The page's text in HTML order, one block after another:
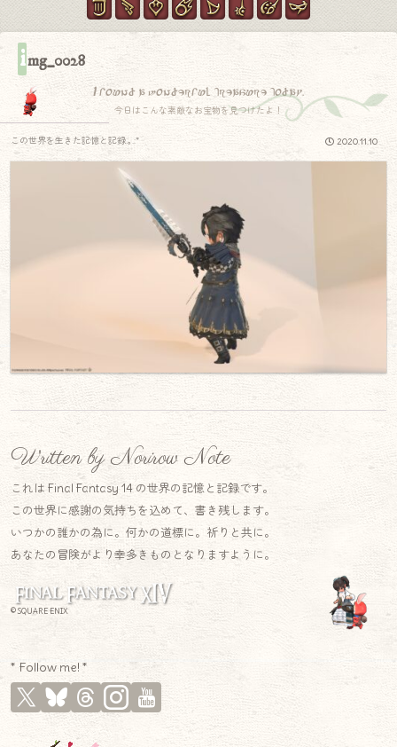
img_0028
I found a wonderful treasure today.
今日はこんな素敵なお宝物を見つけたよ！
2020.11.10
この世界を生きた記憶と記録.｡.:*
Written by Norirow Note
これは Final Fantasy 14 の世界の記憶と記録です。
この世界に感謝の気持ちを込めて、書き残します。
いつかの誰かの為に。何かの道標に。祈りと共に。
あなたの冒険がより幸多きものとなりますように。
© SQUARE ENIX
* Follow me! *